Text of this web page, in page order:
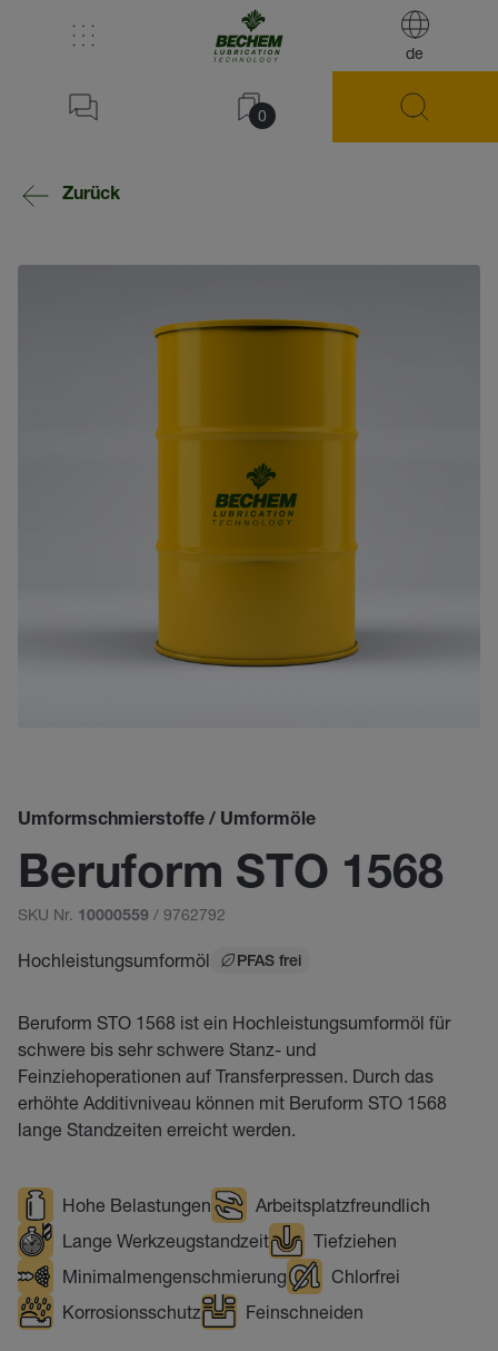
de
0
Zurück
Umformschmierstoffe / Umformöle
Beruform STO 1568
SKU Nr. 10000559 / 9762792
Hochleistungsumformöl PFAS frei
Beruform STO 1568 ist ein Hochleistungsumformöl für
schwere bis sehr schwere Stanz- und
Feinziehoperationen auf Transferpressen. Durch das
erhöhte Additivniveau können mit Beruform STO 1568
lange Standzeiten erreicht werden.
Hohe Belastungen
Arbeitsplatzfreundlich
Lange Werkzeugstandzeit
Tiefziehen
Minimalmengenschmierung
Chlorfrei
Korrosionsschutz
Feinschneiden